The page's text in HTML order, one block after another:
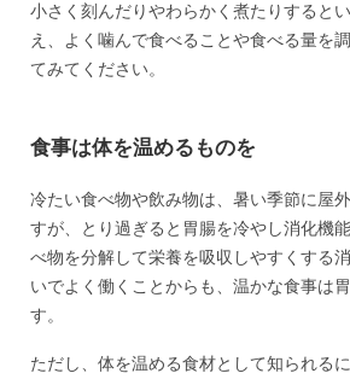
小さく刻んだりやわらかく煮たりすると
え、よく噛んで食べることや食べる量を
てみてください。
食事は体を温めるものを
冷たい食べ物や飲み物は、暑い季節に屋
すが、とり過ぎると胃腸を冷やし消化機
べ物を分解して栄養を吸収しやすくする
いでよく働くことからも、温かな食事は
す。
ただし、体を温める食材として知られる